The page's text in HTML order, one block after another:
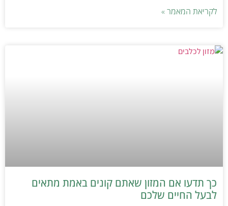
לקריאת המאמר »
כך תדעו אם המזון שאתם קונים באמת מתאים
לבעל החיים שלכם